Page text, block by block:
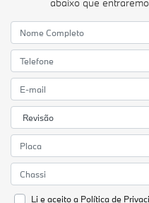
Li e aceito a Política de